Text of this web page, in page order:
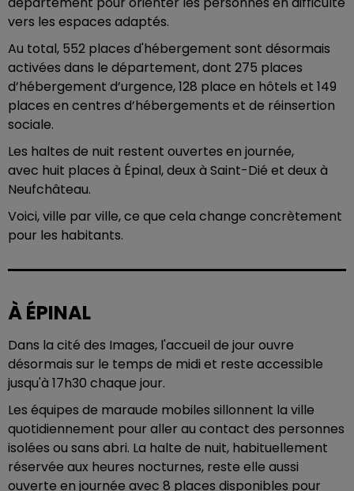
vers les espaces adaptés.
Au total, 552 places d'hébergement sont désormais
activées dans le département, dont 275 places
d’hébergement d’urgence, 128 place en hôtels et 149
places en centres d’hébergements et de réinsertion
sociale.
Les haltes de nuit restent ouvertes en journée,
avec huit places à Épinal, deux à Saint-Dié et deux à
Neufchâteau.
Voici, ville par ville, ce que cela change concrètement
pour les habitants.
À ÉPINAL
Dans la cité des Images, l'accueil de jour ouvre
désormais sur le temps de midi et reste accessible
jusqu'à 17h30 chaque jour.
Les équipes de maraude mobiles sillonnent la ville
quotidiennement pour aller au contact des personnes
isolées ou sans abri. La halte de nuit, habituellement
réservée aux heures nocturnes, reste elle aussi
ouverte en journée avec 8 places disponibles pour